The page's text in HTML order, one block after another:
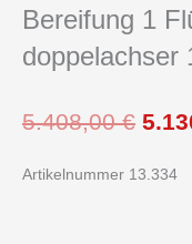
Bereifung 1
doppelachser
5.408,00€
war:
Artikelnummer 13.334